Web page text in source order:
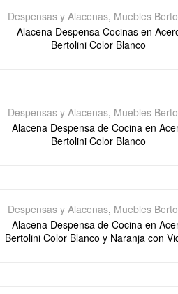
Despensas y Alacenas, Muebles
Alacena Despensa Cocinas en
Bertolini Color Blanco
Despensas y Alacenas, Muebles
Alacena Despensa de Cocina en
Bertolini Color Blanco
Despensas y Alacenas, Muebles
Alacena Despensa de Cocina en
Bertolini Color Blanco y Naranja con